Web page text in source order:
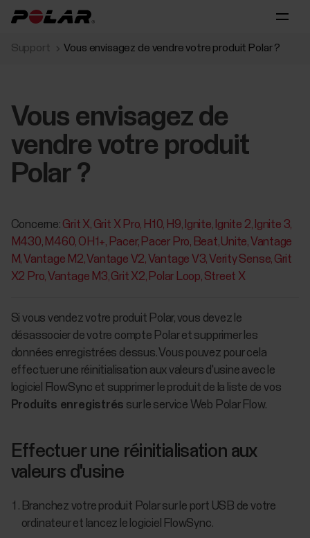
Support Vous envisagez de vendre votre produit Polar ?
Vous envisagez de
vendre votre produit
Polar ?
Concerne: Grit X Grit X Pro H10 H9 Ignite Ignite 2 Ignite 3
M430 M460 OH1+ Pacer Pacer Pro Beat Unite Vantage
M Vantage M2 Vantage V2 Vantage V3 Verity Sense Grit
X2 Pro Vantage M3 Grit X2 Polar Loop Street X
Si vous vendez votre produit Polar, vous devez le
désassocier de votre compte Polar et supprimer les
données enregistrées dessus. Vous pouvez pour cela
effectuer une réinitialisation aux valeurs d'usine avec le
logiciel FlowSync et supprimer le produit de la liste de vos
Produits enregistrés sur le service Web Polar Flow.
Effectuer une réinitialisation aux
valeurs d'usine
Branchez votre produit Polar sur le port USB de votre
ordinateur et lancez le logiciel FlowSync.